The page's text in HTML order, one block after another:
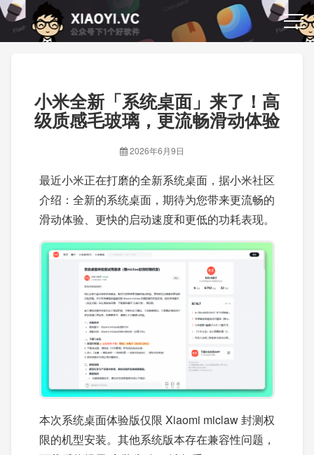
小米全新「系统桌面」来了！高
级质感毛玻璃，更流畅滑动体验
2026年6月9日
最近小米正在打磨的全新系统桌面，据小米社区
介绍：全新的系统桌面，期待为您带来更流畅的
滑动体验、更快的启动速度和更低的功耗表现。
本次系统桌面体验版仅限 Xiaomi miclaw 封测权
限的机型安装。其他系统版本存在兼容性问题，